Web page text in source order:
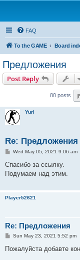
FAQ
To the GAME Board
Предложения
Post Reply
80 posts
Yuri
Re: Предложения
P
s
Wed May 05, 2021 9:06 am
Спасибо за ссылку.
Подумаем над этим.
Player52621
Re: Предложения
P
s
Sun May 23, 2021 5:52 pm
Пожалуйста добавте